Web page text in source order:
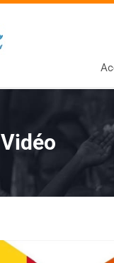
Vidéo